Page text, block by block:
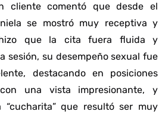
cliente comentó que desde el
se mostró muy receptiva y
que la cita fuera fluida y
sesión, su desempeño sexual fue
destacando en posiciones
una vista impresionante, y
que resultó ser muy